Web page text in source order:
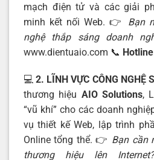
mạch điện tử và các giải
minh kết nối Web. 👉 Bạn
nghệ thắp sáng doanh
www.dientuaio.com 📞
💻2. LĨNH VỰC CÔNG NGHỆ
thương hiệu AIO Solutions,
“vũ khí” cho các doanh
vụ thiết kế Web, lập trình
Online tổng thể. 👉 Bạn cần
thương hiệu lên